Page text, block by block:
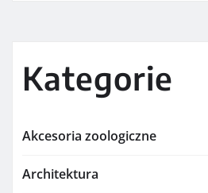
Kategorie
Akcesoria zoologiczne
Architektura